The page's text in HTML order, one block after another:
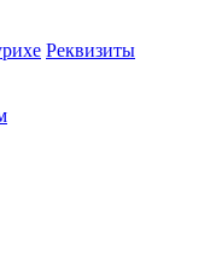
Реквизиты